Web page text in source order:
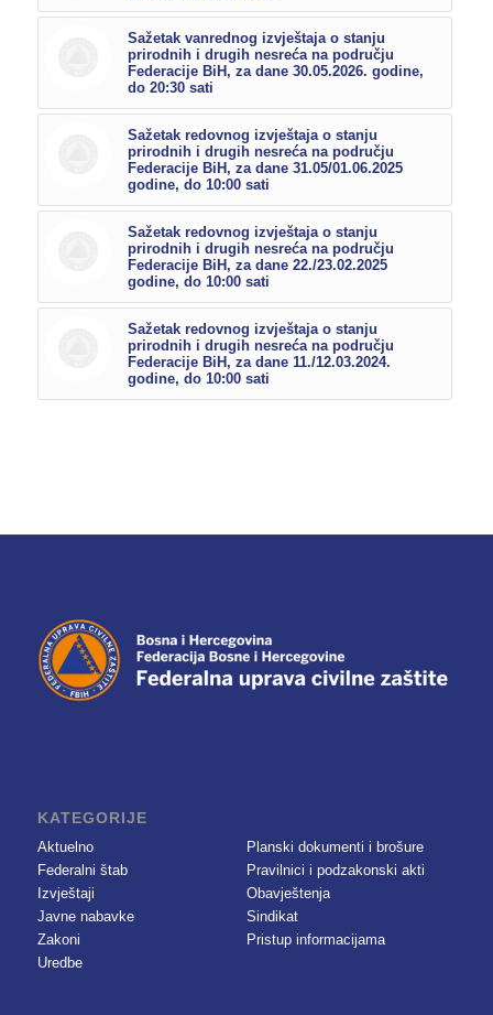
Sažetak vanrednog izvještaja o stanju
prirodnih i drugih nesreća na području
Federacije BiH, za dane 30.05.2026. godine,
do 20:30 sati
Sažetak redovnog izvještaja o stanju
prirodnih i drugih nesreća na području
Federacije BiH, za dane 31.05/01.06.2025
godine, do 10:00 sati
Sažetak redovnog izvještaja o stanju
prirodnih i drugih nesreća na području
Federacije BiH, za dane 22./23.02.2025
godine, do 10:00 sati
Sažetak redovnog izvještaja o stanju
prirodnih i drugih nesreća na području
Federacije BiH, za dane 11./12.03.2024.
godine, do 10:00 sati
KATEGORIJE
Aktuelno
Federalni štab
Izvještaji
Javne nabavke
Zakoni
Uredbe
Planski dokumenti i brošure
Pravilnici i podzakonski akti
Obavještenja
Sindikat
Pristup informacijama